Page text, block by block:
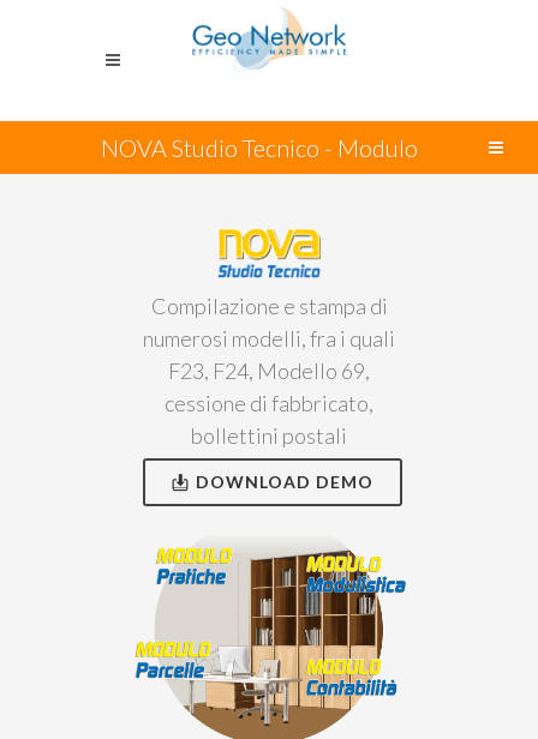
NOVA Studio Tecnico - Modulo
Compilazione e stampa di
numerosi modelli, fra i quali
F23, F24, Modello 69,
cessione di fabbricato,
bollettini postali
DOWNLOAD DEMO